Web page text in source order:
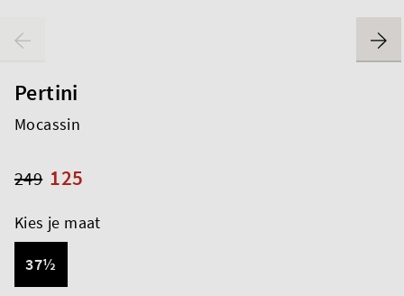
Pertini
Mocassin
125
249
Kies je maat
37½